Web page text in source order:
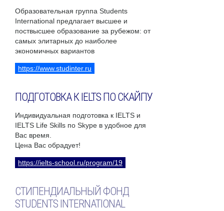
Образовательная группа Students
International предлагает высшее и
поствысшее образование за рубежом: от
самых элитарных до наиболее
экономичных вариантов
https://www.studinter.ru
ПОДГОТОВКА К IELTS ПО СКАЙПУ
Индивидуальная подготовка к IELTS и
IELTS Life Skills по Skype в удобное для
Вас время.
Цена Вас обрадует!
https://ielts-school.ru/program/19
СТИПЕНДИАЛЬНЫЙ ФОНД
STUDENTS INTERNATIONAL